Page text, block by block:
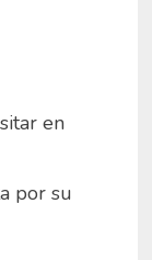
en
por su